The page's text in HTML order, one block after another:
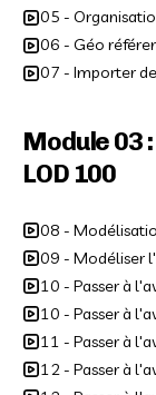
05 -
06 - Géo
07 - Importer
Module 03
LOD 100
08 -
09 - Modéliser
11 - Passer à
12 - Passer à